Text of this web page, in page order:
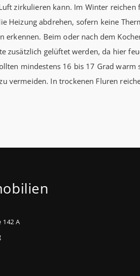
zirkulieren kann. Im Winter reichen
Heizung abdrehen, sofern keine
erkennen. Beim oder nach dem
zusätzlich gelüftet werden, da hier
mindestens 16 bis 17 Grad warm
vermeiden. In trockenen Fluren
142 A